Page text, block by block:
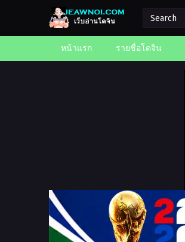
หน้าแรก รายชื่อโดจิน